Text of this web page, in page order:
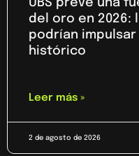
UBS prevé una
del oro en 2026:
podrían impulsar
histórico
Leer más »
2 de agosto de 2026